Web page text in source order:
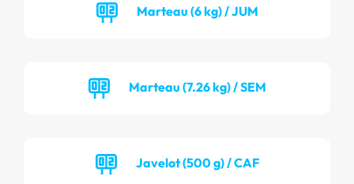
Marteau (6 kg) / JUM
Marteau (7.26 kg) / SEM
Javelot (500 g) / CAF